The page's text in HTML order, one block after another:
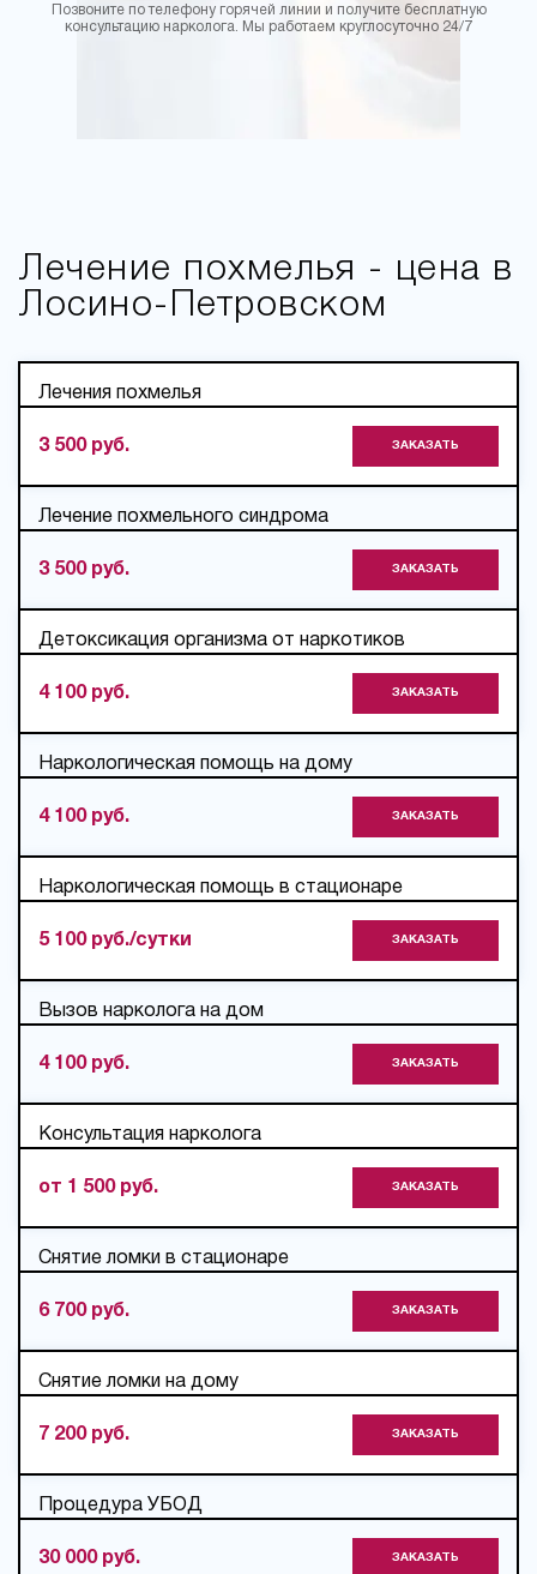
Позвоните по телефону горячей линии и получите бесплатную
консультацию нарколога. Мы работаем круглосуточно 24/7
Лечение похмелья - цена в
Лосино-Петровском
Лечения похмелья
3 500 руб. ЗАКАЗАТЬ
Лечение похмельного синдрома
3 500 руб. ЗАКАЗАТЬ
Детоксикация организма от наркотиков
4 100 руб. ЗАКАЗАТЬ
Наркологическая помощь на дому
4 100 руб. ЗАКАЗАТЬ
Наркологическая помощь в стационаре
5 100 руб./сутки ЗАКАЗАТЬ
Вызов нарколога на дом
4 100 руб. ЗАКАЗАТЬ
Консультация нарколога
от 1 500 руб. ЗАКАЗАТЬ
Снятие ломки в стационаре
6 700 руб. ЗАКАЗАТЬ
Снятие ломки на дому
7 200 руб. ЗАКАЗАТЬ
Процедура УБОД
30 000 руб. ЗАКАЗАТЬ